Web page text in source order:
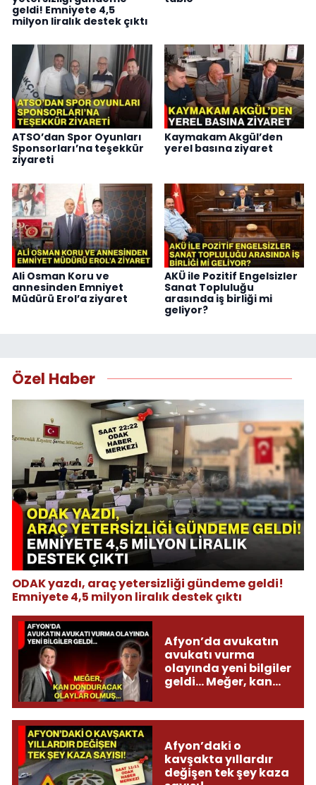
geldi! Emniyete 4,5
milyon liralık destek çıktı
ATSO’dan Spor Oyunları
Sponsorları’na teşekkür
ziyareti
Kaymakam Akgül’den
yerel basına ziyaret
Ali Osman Koru ve
annesinden Emniyet
Müdürü Erol’a ziyaret
AKÜ ile Pozitif Engelsizler
Sanat Topluluğu
arasında iş birliği mi
geliyor?
Özel Haber
ODAK yazdı, araç yetersizliği gündeme geldi!
Emniyete 4,5 milyon liralık destek çıktı
Afyon’da avukatın
avukatı vurma
olayında yeni bilgiler
geldi... Meğer, kan
olmuş...
Afyon’daki o
kavşakta yıllardır
değişen tek şey kaza